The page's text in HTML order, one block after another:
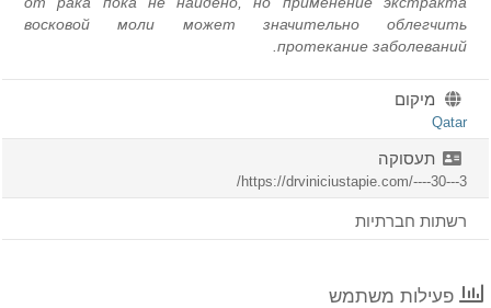
восковой моли может значительно облегчить
протекание заболеваний.
מיקום
Qatar
תעסוקה
https://drviniciustapie.com/----30---3/
רשתות חברתיות
פעילות משתמש